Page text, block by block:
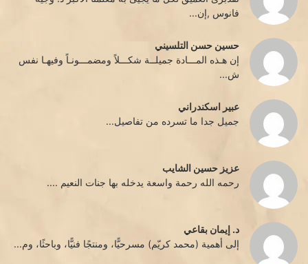
فانوس ,إن...
حسين حسن التلسيني
إن هـذه المـــادة جميلــة شكـــلاً ومضمـــونـاً وفيهـا نفس
ش...
عبير اسكندراني
جميل جدا ما تسرده من تفاصيل...
عزيز حسين الشايب
رحمه الله رحمة واسعة يدخله بها جنات النعيم ....
د. إيمان بقاعي
إلى أهمية (محمد كريّم) مسرحيًّا، ومنتجًا فنيًّا، وباحثًا، وم...